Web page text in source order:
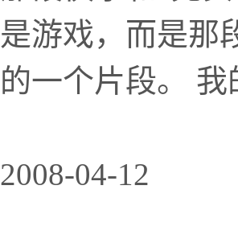
是游戏，而是那
的一个片段。
2008-04-12